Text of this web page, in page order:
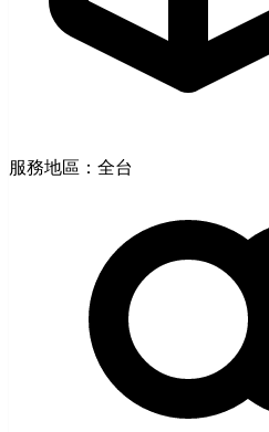
服務地區：全台